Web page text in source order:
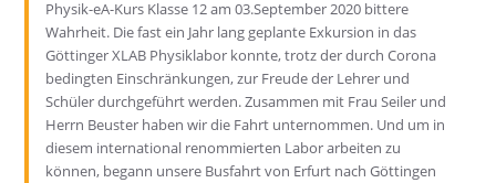
Physik-eA-Kurs Klasse 12 am 03.September 2020 bittere
Wahrheit. Die fast ein Jahr lang geplante Exkursion in das
Göttinger XLAB Physiklabor konnte, trotz der durch Corona
bedingten Einschränkungen, zur Freude der Lehrer und
Schüler durchgeführt werden. Zusammen mit Frau Seiler und
Herrn Beuster haben wir die Fahrt unternommen. Und um in
diesem international renommierten Labor arbeiten zu
können, begann unsere Busfahrt von Erfurt nach Göttingen